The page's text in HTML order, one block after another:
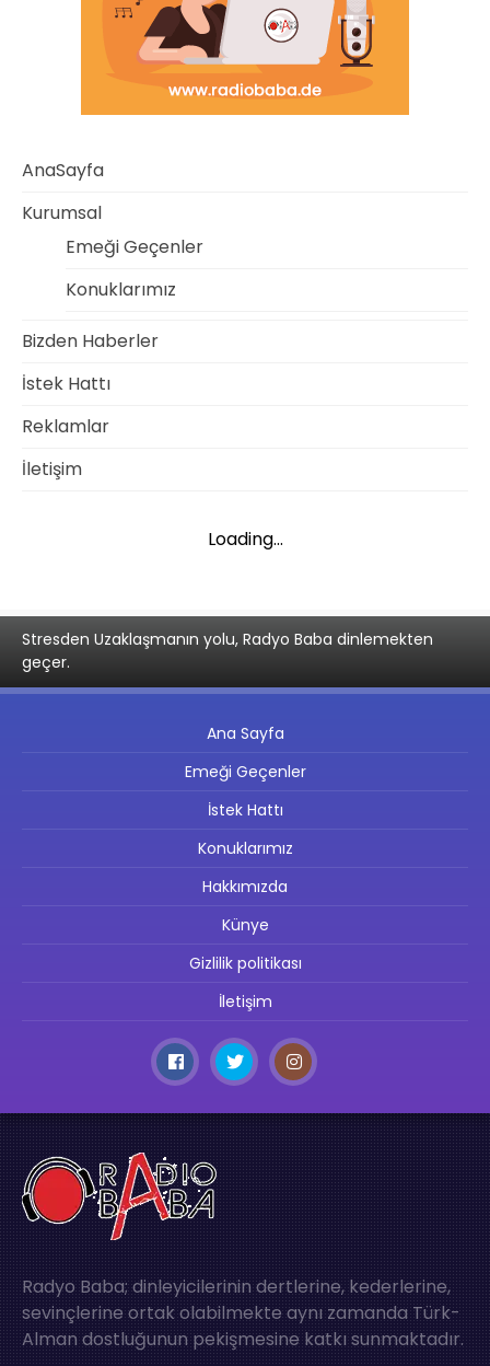
AnaSayfa
Kurumsal
Emeği Geçenler
Konuklarımız
Bizden Haberler
İstek Hattı
Reklamlar
İletişim
Loading...
Stresden Uzaklaşmanın yolu, Radyo Baba dinlemekten
geçer.
Ana Sayfa
Emeği Geçenler
İstek Hattı
Konuklarımız
Hakkımızda
Künye
Gizlilik politikası
İletişim
Radyo Baba; dinleyicilerinin dertlerine, kederlerine,
sevinçlerine ortak olabilmekte aynı zamanda Türk-
Alman dostluğunun pekişmesine katkı sunmaktadır.